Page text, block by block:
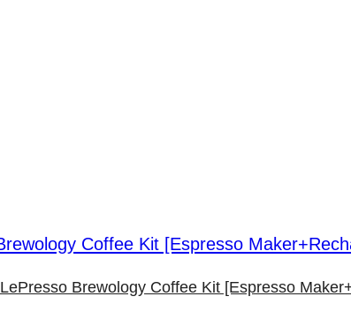
LePresso Brewology Coffee Kit [Espresso